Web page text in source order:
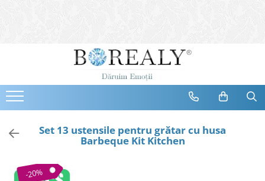
Bijuterii
Cercei
Bratari
Coliere
Tiare
Set 13 ustensile pentru grătar cu husa
Barbeque Kit Kitchen
-20%